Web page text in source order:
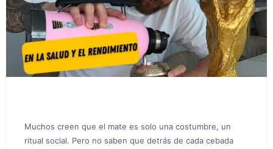
Muchos creen que el mate es solo una costumbre, un
ritual social. Pero no saben que detrás de cada cebada